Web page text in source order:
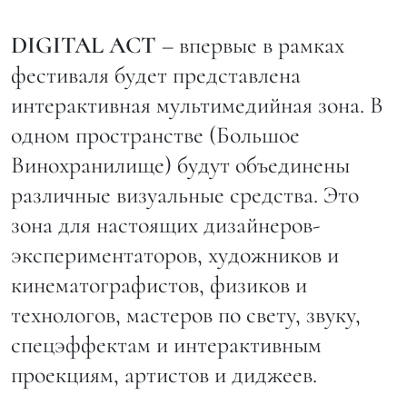
DIGITAL ACT – впервые в рамках
фестиваля будет представлена
интерактивная мультимедийная зона. В
одном пространстве (Большое
Винохранилище) будут объединены
различные визуальные средства. Это
зона для настоящих дизайнеров-
экспериментаторов, художников и
кинематографистов, физиков и
технологов, мастеров по свету, звуку,
спецэффектам и интерактивным
проекциям, артистов и диджеев.